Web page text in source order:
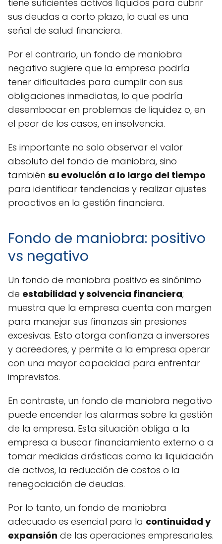
tiene suficientes activos líquidos para cubrir
sus deudas a corto plazo, lo cual es una
señal de salud financiera.
Por el contrario, un fondo de maniobra
negativo sugiere que la empresa podría
tener dificultades para cumplir con sus
obligaciones inmediatas, lo que podría
desembocar en problemas de liquidez o, en
el peor de los casos, en insolvencia.
Es importante no solo observar el valor
absoluto del fondo de maniobra, sino
también su evolución a lo largo del tiempo
para identificar tendencias y realizar ajustes
proactivos en la gestión financiera.
Fondo de maniobra: positivo
vs negativo
Un fondo de maniobra positivo es sinónimo
de estabilidad y solvencia financiera;
muestra que la empresa cuenta con margen
para manejar sus finanzas sin presiones
excesivas. Esto otorga confianza a inversores
y acreedores, y permite a la empresa operar
con una mayor capacidad para enfrentar
imprevistos.
En contraste, un fondo de maniobra negativo
puede encender las alarmas sobre la gestión
de la empresa. Esta situación obliga a la
empresa a buscar financiamiento externo o a
tomar medidas drásticas como la liquidación
de activos, la reducción de costos o la
renegociación de deudas.
Por lo tanto, un fondo de maniobra
adecuado es esencial para la continuidad y
expansión de las operaciones empresariales.